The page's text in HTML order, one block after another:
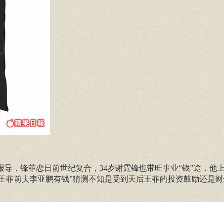
锋菲恋日前世纪复合，34岁谢霆锋也带旺事业“钱”途，他
菲前夫李亚鹏有钱”猜测不知是受到天后王菲的投资鼓励还是